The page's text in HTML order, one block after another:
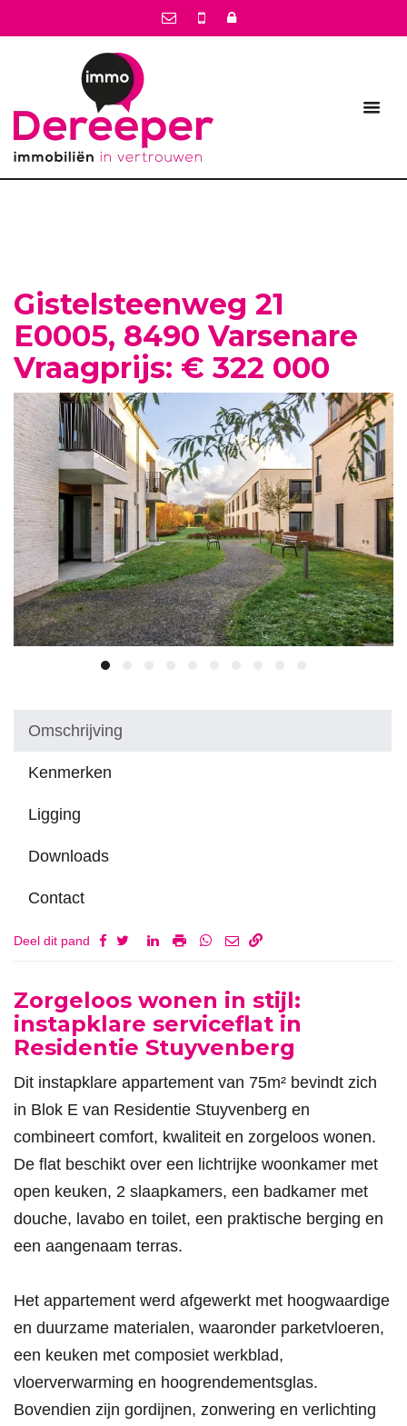
Gistelsteenweg 21
E0005, 8490 Varsenare
Vraagprijs: € 322 000
Omschrijving
Kenmerken
Ligging
Downloads
Contact
Deel dit pand
Omschrijving
Zorgeloos wonen in stijl:
instapklare serviceflat in
Residentie Stuyvenberg
Dit instapklare appartement van 75m² bevindt zich
in Blok E van Residentie Stuyvenberg en
combineert comfort, kwaliteit en zorgeloos wonen.
De flat beschikt over een lichtrijke woonkamer met
open keuken, 2 slaapkamers, een badkamer met
douche, lavabo en toilet, een praktische berging en
een aangenaam terras.
Het appartement werd afgewerkt met hoogwaardige
en duurzame materialen, waaronder parketvloeren,
een keuken met composiet werkblad,
vloerverwarming en hoogrendementsglas.
Bovendien zijn gordijnen, zonwering en verlichting